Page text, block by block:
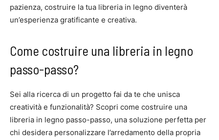
pazienza, costruire la tua libreria in legno diventerà
un’esperienza gratificante e creativa.
Come costruire una libreria in legno
passo-passo?
Sei alla ricerca di un progetto fai da te che unisca
creatività e funzionalità? Scopri come costruire una
libreria in legno passo-passo, una soluzione perfetta per
chi desidera personalizzare l’arredamento della propria